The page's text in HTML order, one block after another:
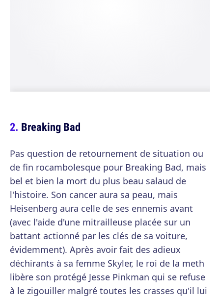
Breaking Bad
Pas question de retournement de situation ou
de fin rocambolesque pour Breaking Bad, mais
bel et bien la mort du plus beau salaud de
l'histoire. Son cancer aura sa peau, mais
Heisenberg aura celle de ses ennemis avant
(avec l'aide d'une mitrailleuse placée sur un
battant actionné par les clés de sa voiture,
évidemment). Après avoir fait des adieux
déchirants à sa femme Skyler, le roi de la meth
libère son protégé Jesse Pinkman qui se refuse
à le zigouiller malgré toutes les crasses qu'il lui